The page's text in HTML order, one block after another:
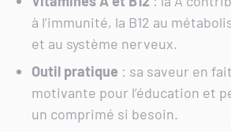
à l’immunité, la B12 au
et au système nerveux.
Outil pratique : sa saveur en
motivante pour l’éducation et
un comprimé si besoin.